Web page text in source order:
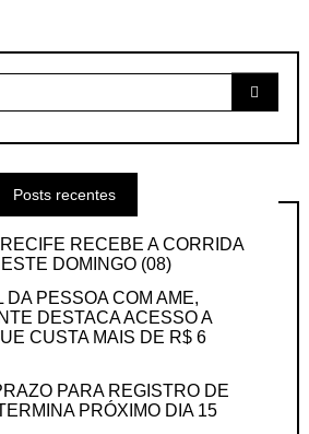
Posts recentes
RECEBE A CORRIDA
DOMINGO (08)
DA PESSOA COM AME,
DESTACA ACESSO A
CUSTA MAIS DE R$ 6
PARA REGISTRO DE
PRÓXIMO DIA 15